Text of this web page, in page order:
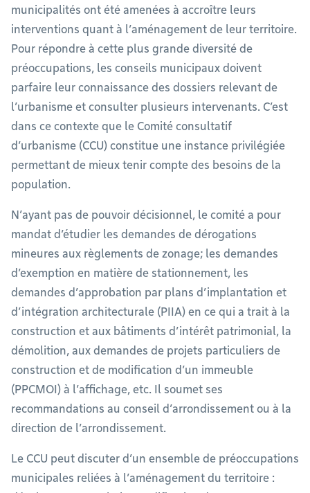
municipalités ont été amenées à accroître leurs
interventions quant à l’aménagement de leur territoire.
Pour répondre à cette plus grande diversité de
préoccupations, les conseils municipaux doivent
parfaire leur connaissance des dossiers relevant de
l’urbanisme et consulter plusieurs intervenants. C’est
dans ce contexte que le Comité consultatif
d’urbanisme (CCU) constitue une instance privilégiée
permettant de mieux tenir compte des besoins de la
population.
N’ayant pas de pouvoir décisionnel, le comité a pour
mandat d’étudier les demandes de dérogations
mineures aux règlements de zonage; les demandes
d’exemption en matière de stationnement, les
demandes d’approbation par plans d’implantation et
d’intégration architecturale (PIIA) en ce qui a trait à la
construction et aux bâtiments d’intérêt patrimonial, la
démolition, aux demandes de projets particuliers de
construction et de modification d’un immeuble
(PPCMOI) à l’affichage, etc. Il soumet ses
recommandations au conseil d’arrondissement ou à la
direction de l’arrondissement.
Le CCU peut discuter d’un ensemble de préoccupations
municipales reliées à l’aménagement du territoire :